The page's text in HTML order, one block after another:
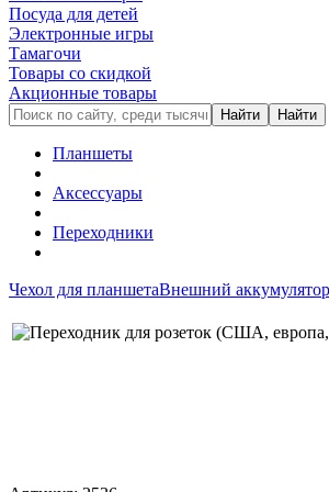
Посуда для детей
Электронные игры
Тамагочи
Товары со скидкой
Акционные товары
Планшеты
Аксессуары
Переходники
Чехол для планшетаВнешний аккумулятор